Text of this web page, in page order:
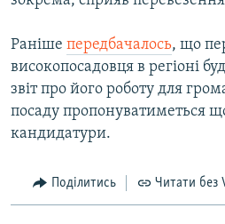
Раніше передбачалось, що
високопосадовця в регіоні
звіт про його роботу для
посаду пропонуватиметься
кандидатури.
Поділитись Читати без